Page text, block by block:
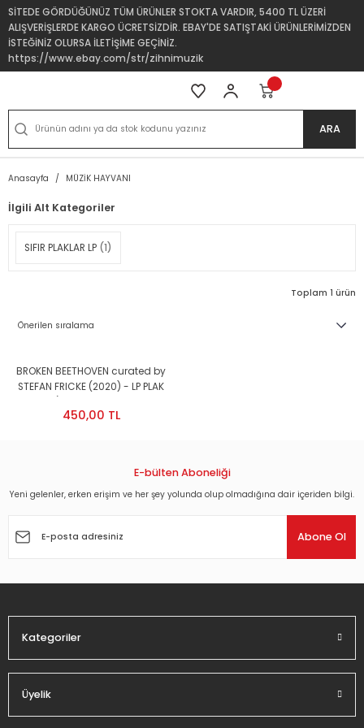
SİTEDE GÖRDÜĞÜNÜZ TÜM ÜRÜNLER STOKTA VARDIR, 5400 TL ÜZERİ
ALIŞVERİŞLERDE KARGO ÜCRETSİZDİR. EBAY'DE SATIŞTAKİ ÜRÜNLERİMİZDEN
İSTEĞİNİZ OLURSA İLETİŞİME GEÇİNİZ.
https://www.ebay.com/str/zihnimuzik
ARA
Anasayfa MÜZİK HAYVANI
İlgili Alt Kategoriler
SIFIR PLAKLAR LP (1)
Toplam 1 ürün
BROKEN BEETHOVEN curated by
STEFAN FRICKE (2020) - LP PLAK
WAGNER,MUENZ...)
450,00 TL
E-bülten Aboneliği
Yeni gelenler, erken erişim ve her şey yolunda olup olmadığına dair içeriden bilgi.
Abone Ol
Kategoriler
Üyelik